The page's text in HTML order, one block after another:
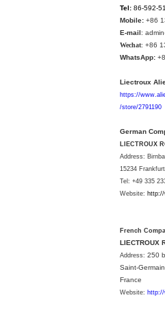
Tel:86-592-
Mobile:+86
E-mail:
Wechat: +86
WhatsApp:
Liectroux
https://
/store/2791190
German
LIECTROUX
Address:
15234
Tel: +49 335
Website:
French
LIECTROUX
Address: 250
Saint-
France
Website: